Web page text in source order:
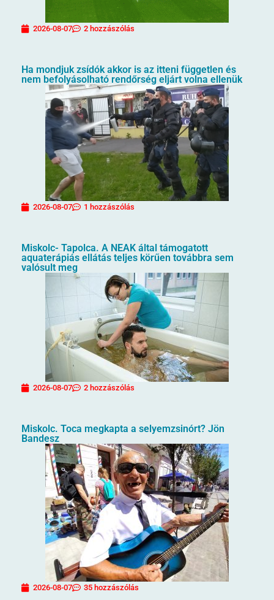
2026-08-07 2 hozzászólás
Ha mondjuk zsídók akkor is az itteni független és
nem befolyásolható rendőrség eljárt volna ellenük
2026-08-07 1 hozzászólás
Miskolc- Tapolca. A NEAK által támogatott
aquaterápiás ellátás teljes körűen továbbra sem
valósult meg
2026-08-07 2 hozzászólás
Miskolc. Toca megkapta a selyemzsinórt? Jön
Bandesz
2026-08-07 35 hozzászólás